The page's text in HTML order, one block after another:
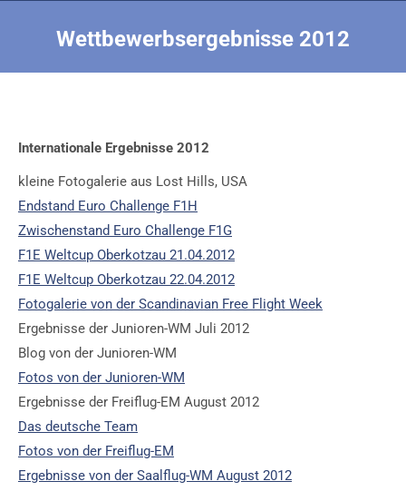
Wettbewerbsergebnisse 2012
Internationale Ergebnisse 2012
kleine Fotogalerie aus Lost Hills, USA
Endstand Euro Challenge F1H
Zwischenstand Euro Challenge F1G
F1E Weltcup Oberkotzau 21.04.2012
F1E Weltcup Oberkotzau 22.04.2012
Fotogalerie von der Scandinavian Free Flight Week
Ergebnisse der Junioren-WM Juli 2012
Blog von der Junioren-WM
Fotos von der Junioren-WM
Ergebnisse der Freiflug-EM August 2012
Das deutsche Team
Fotos von der Freiflug-EM
Ergebnisse von der Saalflug-WM August 2012